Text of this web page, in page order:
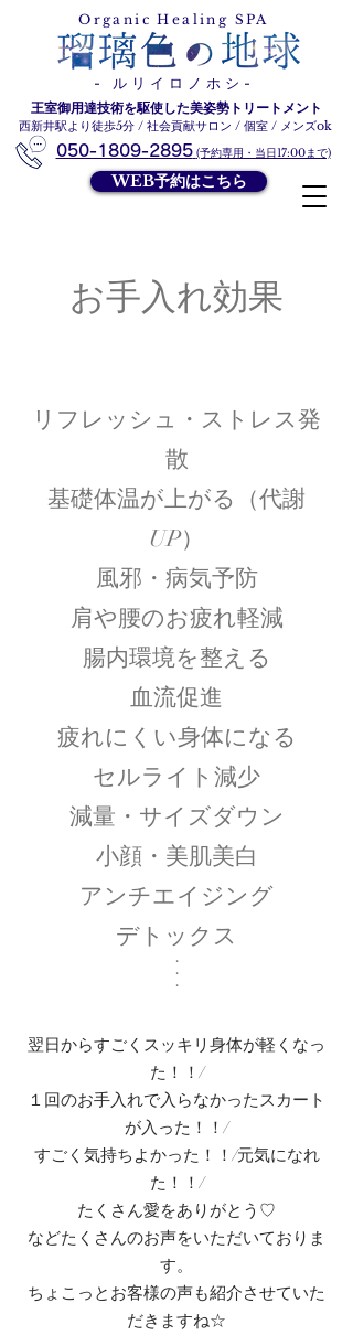
ルリイロノホシOrganic Healing SPA
- ルリイロノホシ-
王室御用達技術を駆使した美姿勢トリートメント
西新井駅より徒歩5分 / 社会貢献サロン / 個室 / メンズok
050-1809-2895 (予約専用・当日17:00まで)
WEB予約はこちら
お手入れ効果
リフレッシュ・ストレス発
散
基礎体温が上がる（代謝
UP）
風邪・病気予防
肩や腰のお疲れ軽減
腸内環境を整える
血流促進
疲れにくい身体になる
セルライト減少
減量・サイズダウン
小顔・美肌美白
アンチエイジング
デトックス
・
・
・
翌日からすごくスッキリ身体が軽くなっ
た！！/
１回のお手入れで入らなかったスカート
が入った！！/
すごく気持ちよかった！！/元気になれ
た！！/
たくさん愛をありがとう♡
などたくさんのお声をいただいておりま
す。
ちょこっとお客様の声も紹介させていた
だきますね☆